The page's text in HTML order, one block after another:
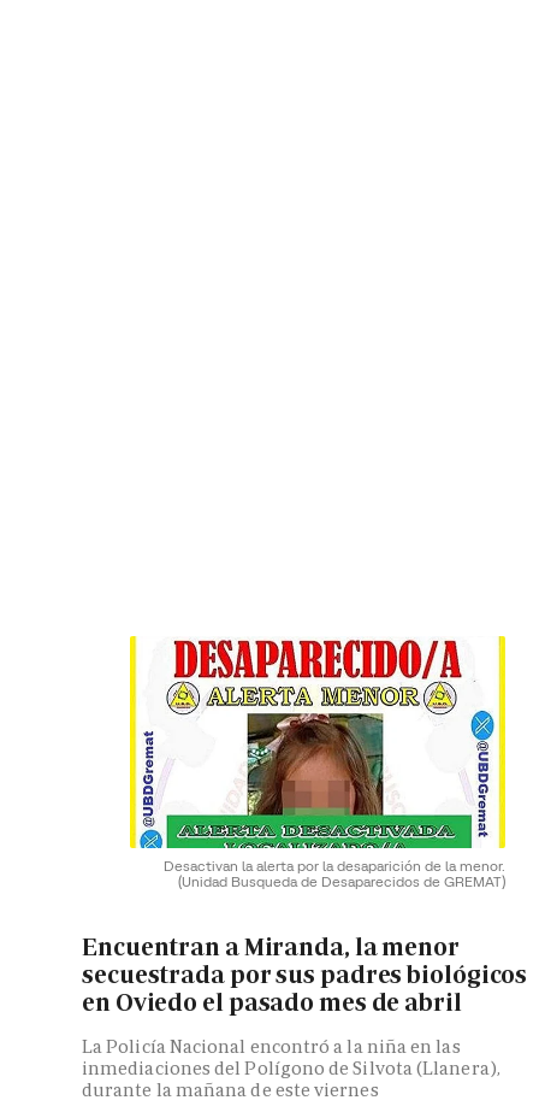
Desactivan la alerta por la desaparición de la menor.
(Unidad Busqueda de Desaparecidos de GREMAT)
Encuentran a Miranda, la menor
secuestrada por sus padres biológicos
en Oviedo el pasado mes de abril
La Policía Nacional encontró a la niña en las
inmediaciones del Polígono de Silvota (Llanera),
durante la mañana de este viernes